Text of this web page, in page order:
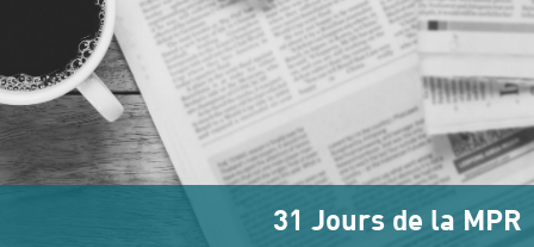
31 Jours de la MPR